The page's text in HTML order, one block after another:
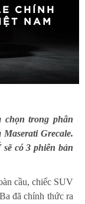
CHÍNH
NAM
chọn trong phân
Grecale.
có 3 phiên bản
cầu, chiếc SUV
đã chính thức ra